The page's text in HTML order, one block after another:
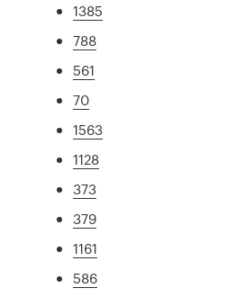
1385
788
561
70
1563
1128
373
379
1161
586